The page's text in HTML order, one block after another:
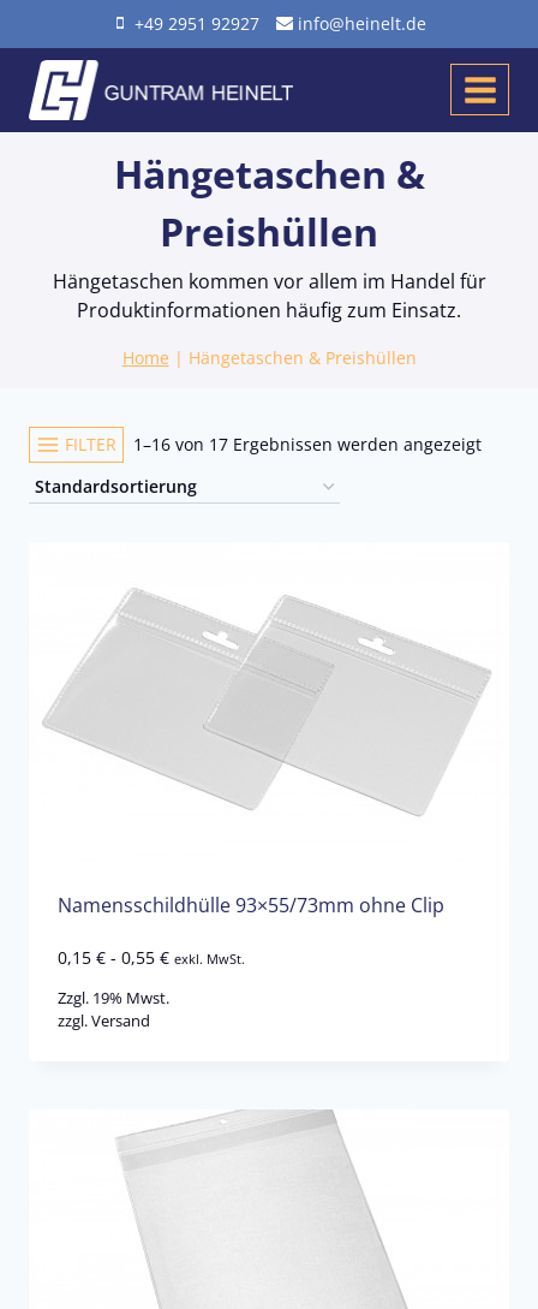
Inhalt
springen
+49 2951 92927 info@heinelt.de
Hängetaschen &
Preishüllen
Hängetaschen kommen vor allem im Handel für
Produktinformationen häufig zum Einsatz.
Home | Hängetaschen & Preishüllen
FILTER 1–16 von 17 Ergebnissen werden angezeigt
Namensschildhülle 93×55/73mm ohne Clip
0,15 € - 0,55 € exkl. MwSt.
Zzgl. 19% Mwst.
zzgl.Versand